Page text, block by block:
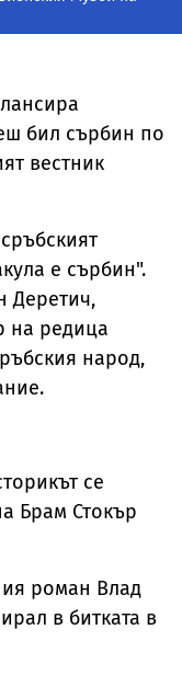
бил сърбин по
вестник
е сърбин".
Деретич,
на редица
народ,
се
Брам Стокър
роман Влад
в битката в